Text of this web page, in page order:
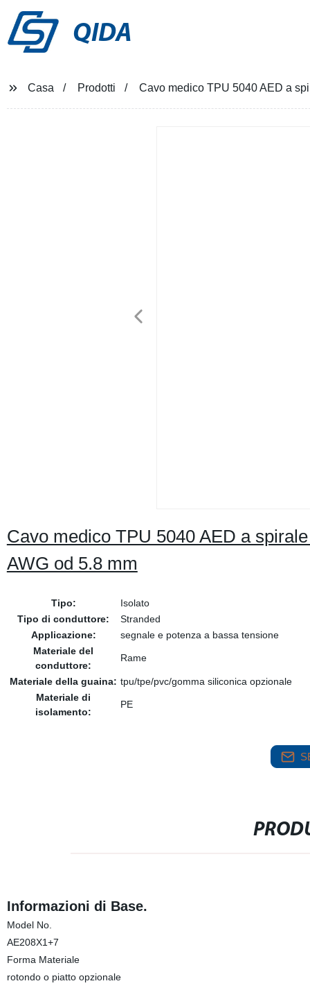
QIDA
Casa Prodotti Cavo medico TPU 5040 AED a
Cavo medico TPU 5040 AED a
AWG od 5.8 mm
Tipo:
Isolato
Tipo di conduttore:
Stranded
Applicazione:
segnale e potenza a bassa tensione
Materiale del
conduttore:
Rame
Materiale della guaina: tpu/tpe/pvc/gomma siliconica opzionale
Materiale di
isolamento:
PE
Informazioni di Base.
Model No.
AE208X1+7
Forma Materiale
rotondo o piatto opzionale